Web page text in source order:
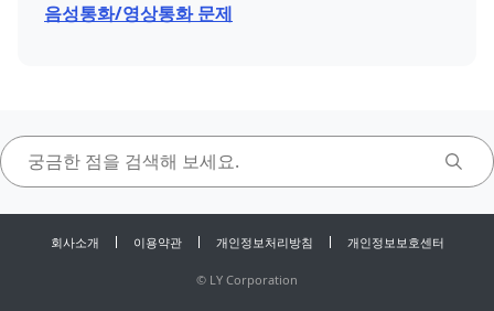
음성통화/영상통화 문제
회사소개 이용약관 개인정보처리방침 개인정보보호센터
© LY Corporation